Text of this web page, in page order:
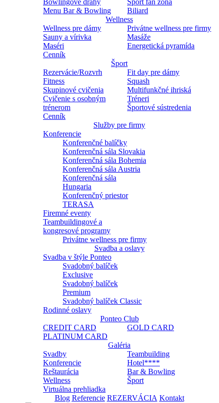
Bowlingové dráhy
Šport fan zóna
Menu Bar & Bowling
Biliard
Wellness
Wellness pre dámy
Privátne wellness pre firmy
Sauny a vírivka
Masáže
Maséri
Energetická pyramída
Cenník
Šport
Rezervácie/Rozvrh
Fit day pre dámy
Fitness
Squash
Skupinové cvičenia
Multifunkčné ihriská
Cvičenie s osobným
trénerom
Tréneri
Športové sústredenia
Cenník
Služby pre firmy
Konferencie
Konferenčné balíčky
Konferenčná sála Slovakia
Konferenčná sála Bohemia
Konferenčná sála Austria
Konferenčná sála
Hungaria
Konferenčný priestor
TERASA
Firemné eventy
Teambuildingové a
kongresové programy
Privátne wellness pre firmy
Svadba a oslavy
Svadba v štýle Ponteo
Svadobný balíček
Exclusive
Svadobný balíček
Premium
Svadobný balíček Classic
Rodinné oslavy
Ponteo Club
CREDIT CARD
GOLD CARD
PLATINUM CARD
Galéria
Svadby
Teambuilding
Konferencie
Hotel****
Reštaurácia
Bar & Bowling
Wellness
Šport
Virtuálna prehliadka
Blog Referencie REZERVÁCIA Kontakt